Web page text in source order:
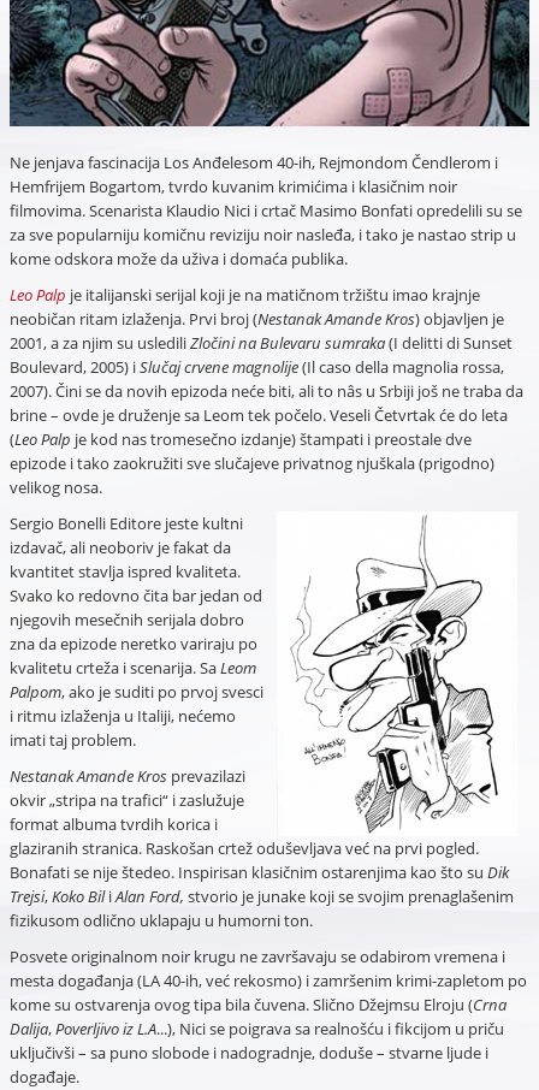
Ne jenjava fascinacija Los Anđelesom 40-ih, Rejmondom Čendlerom i
Hemfrijem Bogartom, tvrdo kuvanim krimićima i klasičnim noir
filmovima. Scenarista Klaudio Nici i crtač Masimo Bonfati opredelili su se
za sve popularniju komičnu reviziju noir nasleđa, i tako je nastao strip u
kome odskora može da uživa i domaća publika.
Leo Palp je italijanski serijal koji je na matičnom tržištu imao krajnje
neobičan ritam izlaženja. Prvi broj (Nestanak Amande Kros) objavljen je
2001, a za njim su uslediliZločini na Bulevaru sumraka(I delitti di Sunset
Boulevard, 2005) iSlučaj crvene magnolije(Il caso della magnolia rossa,
2007). Čini se da novih epizoda neće biti, ali to nâs u Srbiji još ne traba da
brine – ovde je druženje sa Leom tek počelo. Veseli Četvrtak će do leta
(Leo Palp je kod nas tromesečno izdanje) štampati i preostale dve
epizode i tako zaokružiti sve slučajeve privatnog njuškala (prigodno)
velikog nosa.
Sergio Bonelli Editore jeste kultni
izdavač, ali neoboriv je fakat da
kvantitet stavlja ispred kvaliteta.
Svako ko redovno čita bar jedan od
njegovih mesečnih serijala dobro
zna da epizode neretko variraju po
kvalitetu crteža i scenarija. SaLeom
Palpom, ako je suditi po prvoj svesci
i ritmu izlaženja u Italiji, nećemo
imati taj problem.
Nestanak Amande Krosprevazilazi
okvir „stripa na trafici“ i zaslužuje
format albuma tvrdih korica i
glaziranih stranica. Raskošan crtež oduševljava već na prvi pogled.
Bonafati se nije štedeo. Inspirisan klasičnim ostarenjima kao što su Dik
Trejsi,Koko BiliAlan Ford, stvorio je junake koji se svojim prenaglašenim
fizikusom odlično uklapaju u humorni ton.
Posvete originalnom noir krugu ne završavaju se odabirom vremena i
mesta događanja (LA 40-ih, već rekosmo) i zamršenim krimi-zapletom po
kome su ostvarenja ovog tipa bila čuvena. Slično Džejmsu Elroju (Crna
Dalija,Poverljivo iz L.A...), Nici se poigrava sa realnošću i fikcijom u priču
uključivši – sa puno slobode i nadogradnje, doduše – stvarne ljude i
događaje.